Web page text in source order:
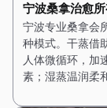
宁波桑拿治愈
宁波专业桑拿会
种模式。干蒸借
人体微循环，加
素；湿蒸温润柔